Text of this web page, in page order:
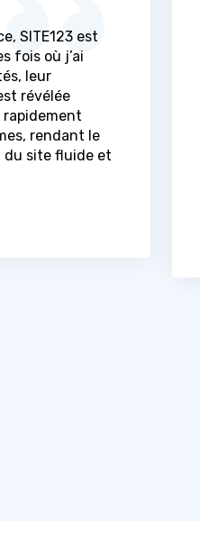
SITE123 est
fois où j’ai
leur
révélée
rendant le
du site fluide et